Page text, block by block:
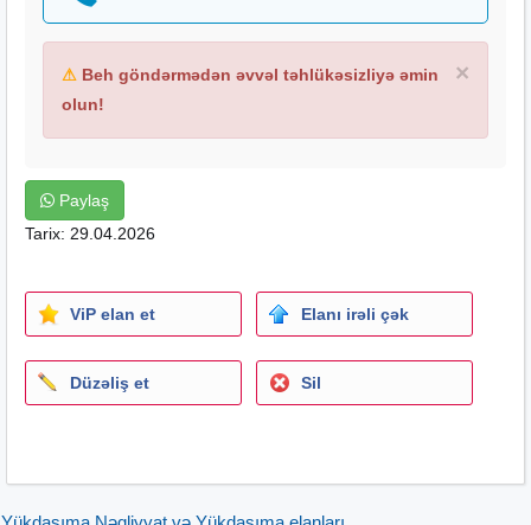
×
⚠ Beh göndərmədən əvvəl təhlükəsizliyə əmin
olun!
Paylaş
Tarix: 29.04.2026
ViP elan et Elanı irəli çək
Düzəliş et Sil